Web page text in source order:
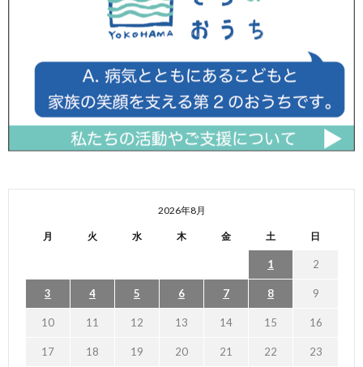
2026年8月
月 火 水 木 金 土 日
1 2
3 4 5 6 7 8 9
10 11 12 13 14 15 16
17 18 19 20 21 22 23